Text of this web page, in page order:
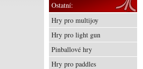
Ostatní:
Hry pro multijoy
Hry pro light gun
Pinballové hry
Hry pro paddles